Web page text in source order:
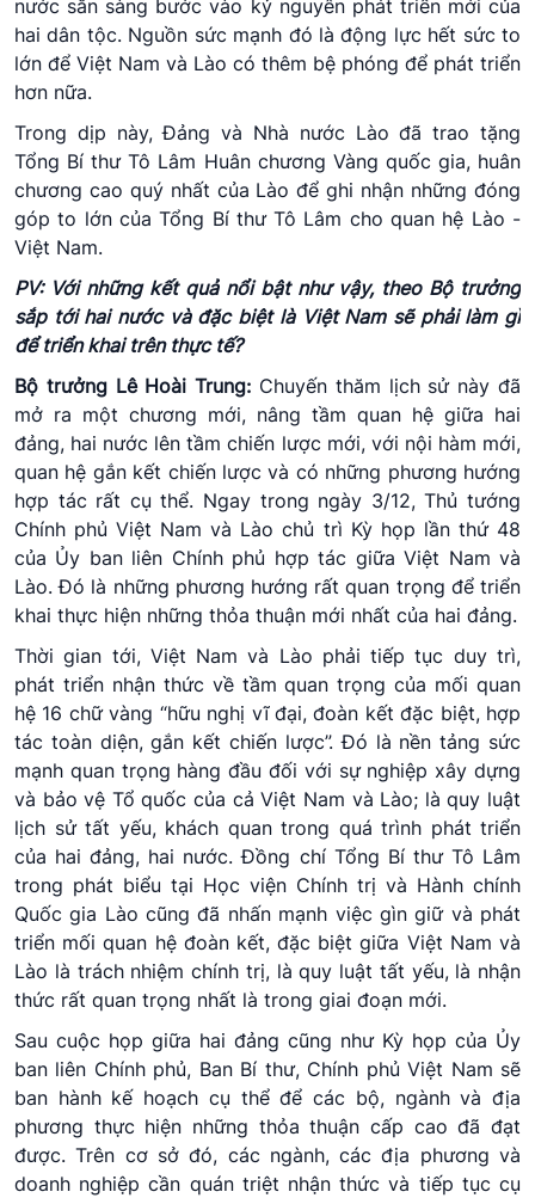
nước sẵn sàng bước vào kỷ nguyên phát triển mới của
hai dân tộc. Nguồn sức mạnh đó là động lực hết sức to
lớn để Việt Nam và Lào có thêm bệ phóng để phát triển
hơn nữa.
Trong dịp này, Đảng và Nhà nước Lào đã trao tặng
Tổng Bí thư Tô Lâm Huân chương Vàng quốc gia, huân
chương cao quý nhất của Lào để ghi nhận những đóng
góp to lớn của Tổng Bí thư Tô Lâm cho quan hệ Lào -
Việt Nam.
PV: Với những kết quả nổi bật như vậy, theo Bộ trưởng
sắp tới hai nước và đặc biệt là Việt Nam sẽ phải làm gì
để triển khai trên thực tế?
Bộ trưởng Lê Hoài Trung: Chuyến thăm lịch sử này đã
mở ra một chương mới, nâng tầm quan hệ giữa hai
đảng, hai nước lên tầm chiến lược mới, với nội hàm mới,
quan hệ gắn kết chiến lược và có những phương hướng
hợp tác rất cụ thể. Ngay trong ngày 3/12, Thủ tướng
Chính phủ Việt Nam và Lào chủ trì Kỳ họp lần thứ 48
của Ủy ban liên Chính phủ hợp tác giữa Việt Nam và
Lào. Đó là những phương hướng rất quan trọng để triển
khai thực hiện những thỏa thuận mới nhất của hai đảng.
Thời gian tới, Việt Nam và Lào phải tiếp tục duy trì,
phát triển nhận thức về tầm quan trọng của mối quan
hệ 16 chữ vàng “hữu nghị vĩ đại, đoàn kết đặc biệt, hợp
tác toàn diện, gắn kết chiến lược”. Đó là nền tảng sức
mạnh quan trọng hàng đầu đối với sự nghiệp xây dựng
và bảo vệ Tổ quốc của cả Việt Nam và Lào; là quy luật
lịch sử tất yếu, khách quan trong quá trình phát triển
của hai đảng, hai nước. Đồng chí Tổng Bí thư Tô Lâm
trong phát biểu tại Học viện Chính trị và Hành chính
Quốc gia Lào cũng đã nhấn mạnh việc gìn giữ và phát
triển mối quan hệ đoàn kết, đặc biệt giữa Việt Nam và
Lào là trách nhiệm chính trị, là quy luật tất yếu, là nhận
thức rất quan trọng nhất là trong giai đoạn mới.
Sau cuộc họp giữa hai đảng cũng như Kỳ họp của Ủy
ban liên Chính phủ, Ban Bí thư, Chính phủ Việt Nam sẽ
ban hành kế hoạch cụ thể để các bộ, ngành và địa
phương thực hiện những thỏa thuận cấp cao đã đạt
được. Trên cơ sở đó, các ngành, các địa phương và
doanh nghiệp cần quán triệt nhận thức và tiếp tục cụ